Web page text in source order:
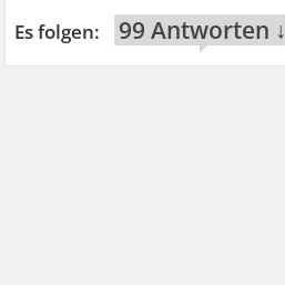
99 Antworten ↓